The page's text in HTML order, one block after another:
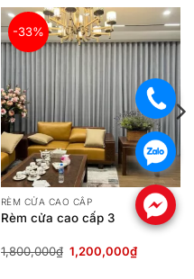
-33%
RÈM CỬA CAO CẤP
Rèm cửa cao cấp 3
1,800,000₫ Giá
gốc
1,200,000₫Giá
hiện
.
.
.